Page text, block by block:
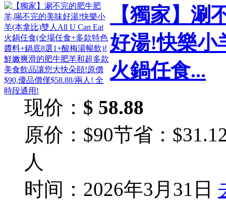
【獨家】涮
好湯!快樂小
火鍋任食...
现价： $ 58.88
原价：$90节省：
人
时间：2026年3月31日